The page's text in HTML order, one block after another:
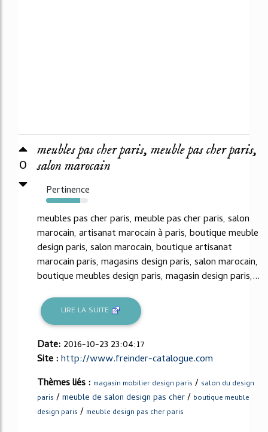
0
meubles pas cher paris, meuble pas cher paris,
salon marocain
Pertinence
81%
meubles pas cher paris, meuble pas cher paris, salon
marocain, artisanat marocain à paris, boutique meuble
design paris, salon marocain, boutique artisanat
marocain paris, magasins design paris, salon marocain,
boutique meubles design paris, magasin design paris,...
LIRE LA SUITE
Date: 2016-10-23 23:04:17
Site :http://www.freinder-catalogue.com
Thèmes liés : magasin mobilier design paris / salon du design
paris /meuble de salon design pas cher/ boutique meuble
design paris / meuble design pas cher paris